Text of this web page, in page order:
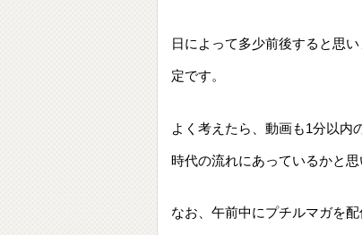
日によって多少前後すると思
定です。
よく考えたら、動画も1分以内
時代の流れにあっているかと思
なお、午前中にプチルマガを